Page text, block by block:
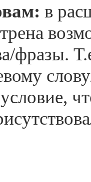
в
фразы.